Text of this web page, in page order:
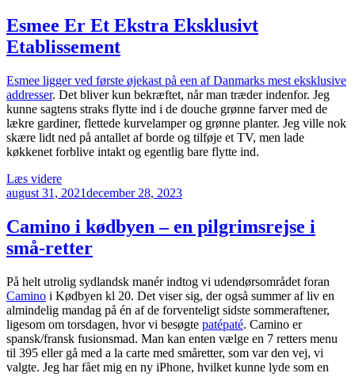
Værnedamsvej
har
det
foie
gras
menukort”
Esmee Er Et Ekstra Eksklusivt
Etablissement
Esmee ligger ved første øjekast på een af Danmarks mest eksklusive
addresser. Det bliver kun bekræftet, når man træder indenfor. Jeg
kunne sagtens straks flytte ind i de douche grønne farver med de
lækre gardiner, flettede kurvelamper og grønne planter. Jeg ville nok
skære lidt ned på antallet af borde og tilføje et TV, men lade
køkkenet forblive intakt og egentlig bare flytte ind.
Læs videre“Esmee
Er
Ekstra
Eksklusivt
Etablissement”
Udgivet
august 31, 2021december 28, 2023
Camino i kødbyen – en pilgrimsrejse i
små-retter
På helt utrolig sydlandsk manér indtog vi udendørsområdet foran
Camino i Kødbyen kl 20. Det viser sig, der også summer af liv en
almindelig mandag på én af de forventeligt sidste sommeraftener,
ligesom om torsdagen, hvor vi besøgte patépaté. Camino er
spansk/fransk fusionsmad. Man kan enten vælge en 7 retters menu
til 395 eller gå med a la carte med småretter, som var den vej, vi
valgte. Jeg har fået mig en ny iPhone, hvilket kunne lyde som en